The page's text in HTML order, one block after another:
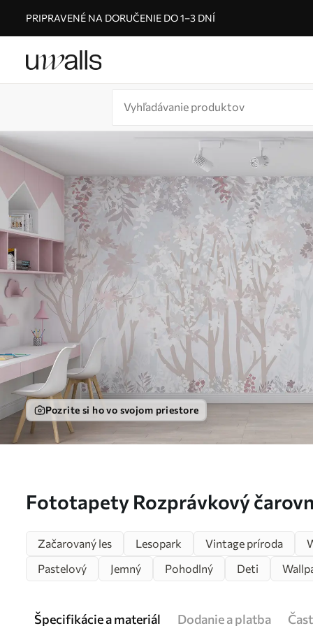
PRIPRAVENÉ NA DORUČENIE DO 1–3 DNÍ
Pozrite si ho vo svojom priestore
Fototapety Rozprávkový
Začarovaný les Lesopark Vintage príroda
Pastelový
Jemný Pohodlný Deti
Špecifikácie a materiál Dodanie a platba